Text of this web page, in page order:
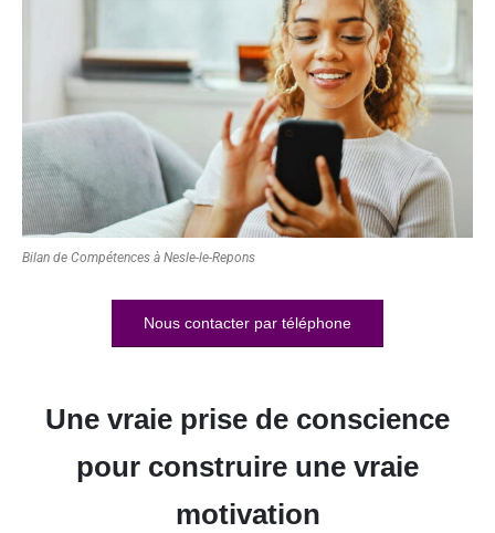
Bilan de Compétences à Nesle-le-Repons
Nous contacter par téléphone
Une vraie prise de conscience
pour construire une vraie
motivation